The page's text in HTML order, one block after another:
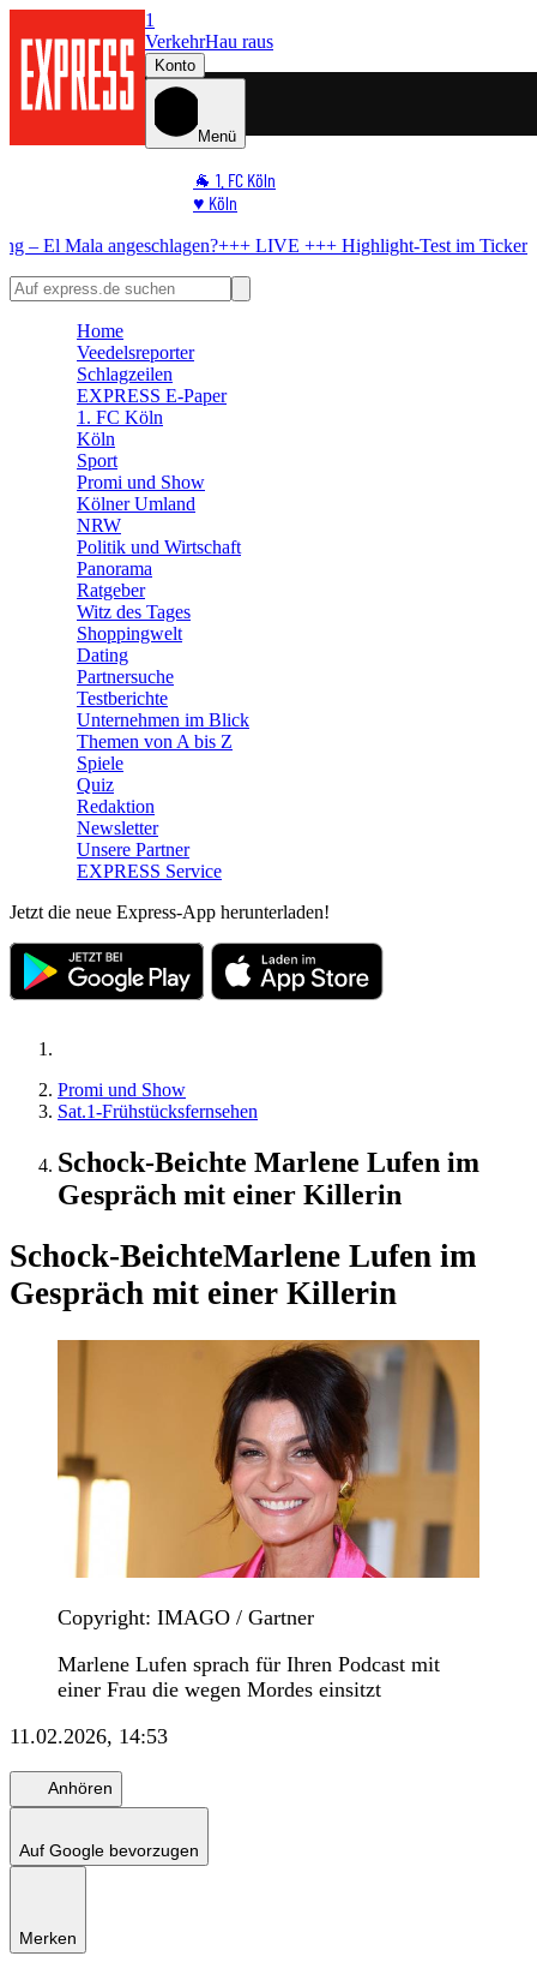
1
VerkehrHau raus
Konto
Menü
🐐 1. FC Köln
♥️ Köln
🏆 Sport
+++ LIVE +++Highlight-Test im TickerFC will
Home
Veedelsreporter
Schlagzeilen
EXPRESS E-Paper
1. FC Köln
Köln
Sport
Promi und Show
Kölner Umland
NRW
Politik und Wirtschaft
Panorama
Ratgeber
Witz des Tages
Shoppingwelt
Dating
Partnersuche
Testberichte
Unternehmen im Blick
Themen von A bis Z
Spiele
Quiz
Redaktion
Newsletter
Unsere Partner
EXPRESS Service
Jetzt die neue Express-App herunterladen!
Promi und Show
Sat.1-Frühstücksfernsehen
Schock-Beichte Marlene Lufen im
Gespräch mit einer Killerin
Schock-BeichteMarlene Lufen im
Gespräch mit einer Killerin
Copyright: IMAGO / Gartner
Marlene Lufen sprach für Ihren Podcast mit
einer Frau die wegen Mordes einsitzt
11.02.2026, 14:53
Anhören
Auf Google bevorzugen
Merken